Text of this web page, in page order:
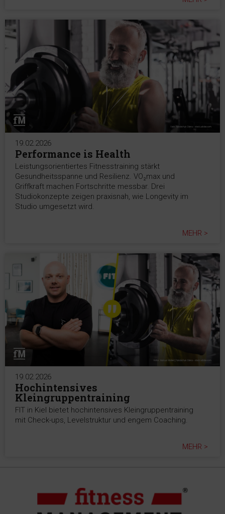
19.02.2026
Performance is Health
Leistungsorientiertes Fitnesstraining stärkt
Gesundheitsspanne und Resilienz. VO₂max und
Griffkraft machen Fortschritte messbar. Drei
Studiokonzepte zeigen praxisnah, wie Longevity im
Studio umgesetzt wird.
MEHR >
19.02.2026
Hochintensives
Kleingruppentraining
FIT in Kiel bietet hochintensives Kleingruppentraining
mit Check-ups, Levelstruktur und engem Coaching.
MEHR >